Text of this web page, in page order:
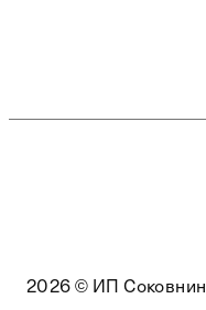
2026 © ИП Соковнин